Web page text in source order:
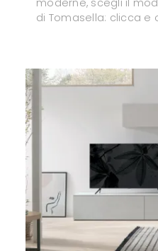
di Tomasella: clicca e